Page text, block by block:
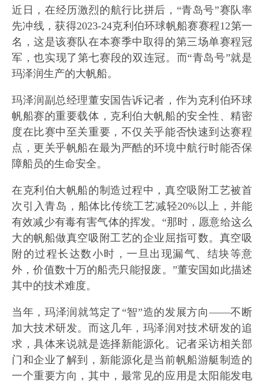
近日，在经历激烈的航行比拼后，“青岛号”赛队率
先冲线，获得2023-24克利伯环球帆船赛赛程12第一
名，这是该赛队在本赛季中取得的第三场单赛程冠
军，也实现了第七赛段的双连冠。而“青岛号”就是
玛泽润生产的大帆船。
玛泽润副总经理董安国告诉记者，作为克利伯环球
帆船赛的重要载体，克利伯大帆船的安全性、精密
度在比赛中至关重要，不仅关乎能否快速到达赛程
点，更关乎帆船在最为严酷的环境中航行时能否保
障船员的生命安全。
在克利伯大帆船的制造过程中，真空吸附工艺被首
次引入青岛，船体比传统工艺减轻20%以上，并能
有效减少有毒有害气体的挥发。“那时，愿意给这么
大的帆船做真空吸附工艺的企业屈指可数。真空吸
附的过程长达数小时，一旦出现漏气、结块等意
外，价值数十万的船壳只能报废。”董安国如此描述
其中的技术难度。
当年，玛泽润就笃定了“智”造的发展方向——不断
加大技术研发。而这几年，玛泽润对技术研发的追
求，具体来说就是选择新能源化。记者采访相关部
门和企业了解到，新能源化是当前帆船游艇制造的
一个重要方向，其中，最常见的应用是太阳能发电